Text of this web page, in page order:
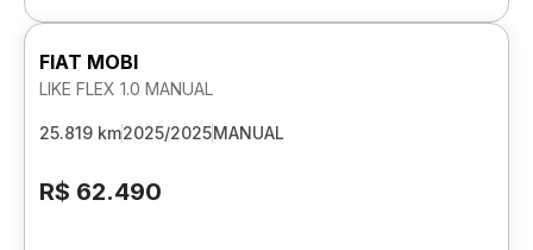
FIAT MOBI
LIKE FLEX 1.0 MANUAL
25.819 km2025/2025MANUAL
R$ 62.490